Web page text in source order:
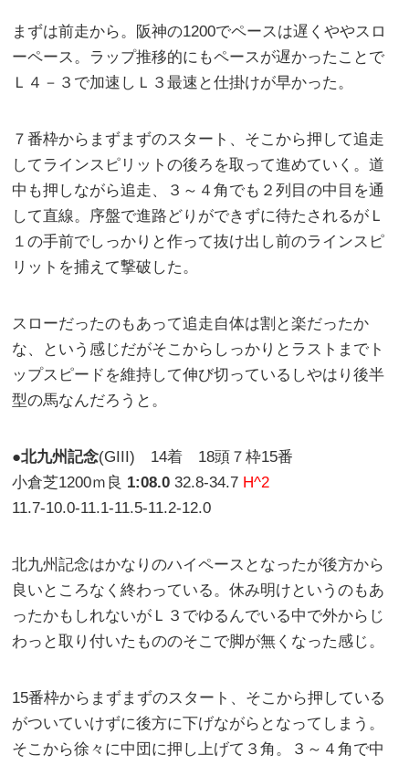
まずは前走から。阪神の1200でペースは遅くややスロ
ーペース。ラップ推移的にもペースが遅かったことで
Ｌ４－３で加速しＬ３最速と仕掛けが早かった。
７番枠からまずまずのスタート、そこから押して追走
してラインスピリットの後ろを取って進めていく。道
中も押しながら追走、３～４角でも２列目の中目を通
して直線。序盤で進路どりができずに待たされるがＬ
１の手前でしっかりと作って抜け出し前のラインスピ
リットを捕えて撃破した。
スローだったのもあって追走自体は割と楽だったか
な、という感じだがそこからしっかりとラストまでト
ップスピードを維持して伸び切っているしやはり後半
型の馬なんだろうと。
●北九州記念(GIII) 14着 18頭７枠15番
小倉芝1200ｍ良 1:08.0 32.8-34.7 H^2
11.7-10.0-11.1-11.5-11.2-12.0
北九州記念はかなりのハイペースとなったが後方から
良いところなく終わっている。休み明けというのもあ
ったかもしれないがＬ３でゆるんでいる中で外からじ
わっと取り付いたもののそこで脚が無くなった感じ。
15番枠からまずまずのスタート、そこから押している
がついていけずに後方に下げながらとなってしまう。
そこから徐々に中団に押し上げて３角。３～４角で中